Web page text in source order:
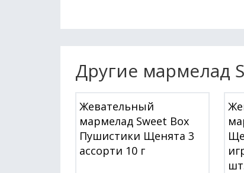
Другие мармелад
Жевательный
мармелад Sweet Box
Пушистики Щенята 3
ассорти 10 г